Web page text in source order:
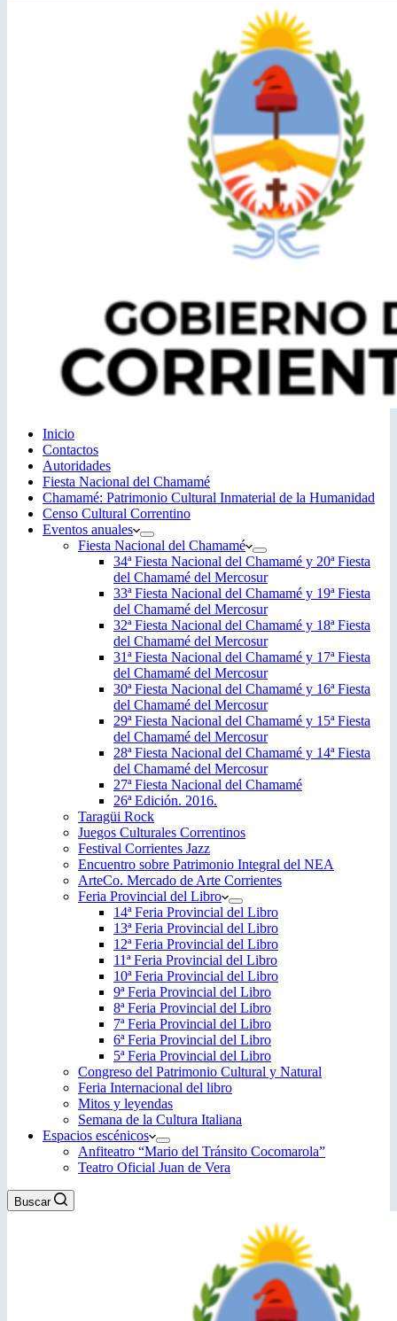
Inicio
Contactos
Autoridades
Fiesta Nacional del Chamamé
Chamamé: Patrimonio Cultural Inmaterial de la Humanidad
Censo Cultural Correntino
Eventos anuales
Fiesta Nacional del Chamamé
34ª Fiesta Nacional del Chamamé y 20ª Fiesta
del Chamamé del Mercosur
33ª Fiesta Nacional del Chamamé y 19ª Fiesta
del Chamamé del Mercosur
32ª Fiesta Nacional del Chamamé y 18ª Fiesta
del Chamamé del Mercosur
31ª Fiesta Nacional del Chamamé y 17ª Fiesta
del Chamamé del Mercosur
30ª Fiesta Nacional del Chamamé y 16ª Fiesta
del Chamamé del Mercosur
29ª Fiesta Nacional del Chamamé y 15ª Fiesta
del Chamamé del Mercosur
28ª Fiesta Nacional del Chamamé y 14ª Fiesta
del Chamamé del Mercosur
27ª Fiesta Nacional del Chamamé
26ª Edición. 2016.
Taragüi Rock
Juegos Culturales Correntinos
Festival Corrientes Jazz
Encuentro sobre Patrimonio Integral del NEA
ArteCo. Mercado de Arte Corrientes
Feria Provincial del Libro
14ª Feria Provincial del Libro
13ª Feria Provincial del Libro
12ª Feria Provincial del Libro
11ª Feria Provincial del Libro
10ª Feria Provincial del Libro
9ª Feria Provincial del Libro
8ª Feria Provincial del Libro
7ª Feria Provincial del Libro
6ª Feria Provincial del Libro
5ª Feria Provincial del Libro
Congreso del Patrimonio Cultural y Natural
Feria Internacional del libro
Mitos y leyendas
Semana de la Cultura Italiana
Espacios escénicos
Anfiteatro “Mario del Tránsito Cocomarola”
Teatro Oficial Juan de Vera
Buscar